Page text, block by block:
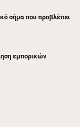
σήμα που προβλέπει
εμπορικών